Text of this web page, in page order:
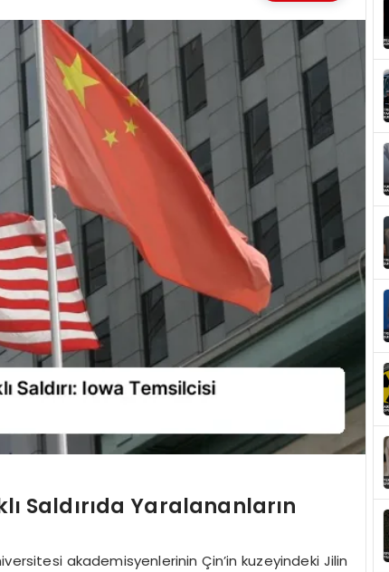
Saldırıda Yaralananların
akademisyenlerinin Çin’in kuzeyindeki Jilin